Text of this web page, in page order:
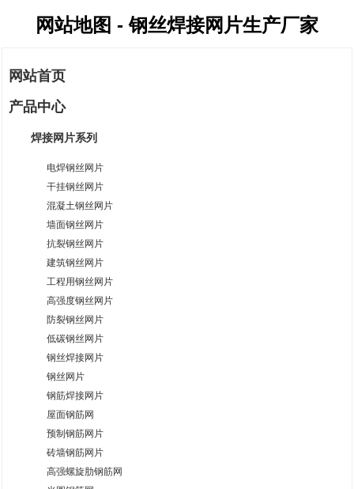
网站地图 - 钢丝焊接网片生产厂家
网站首页
产品中心
焊接网片系列
电焊钢丝网片
干挂钢丝网片
混凝土钢丝网片
墙面钢丝网片
抗裂钢丝网片
建筑钢丝网片
工程用钢丝网片
高强度钢丝网片
防裂钢丝网片
低碳钢丝网片
钢丝焊接网片
钢丝网片
钢筋焊接网片
屋面钢筋网
预制钢筋网片
砖墙钢筋网片
高强螺旋肋钢筋网